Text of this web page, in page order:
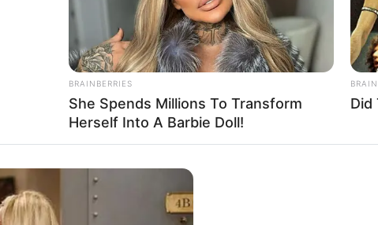
bevezetése 2026-ban indul el, hogy 2029-re
BRAINBERRIES
She Spends Millions To Transform
Herself Into A Barbie Doll!
Did